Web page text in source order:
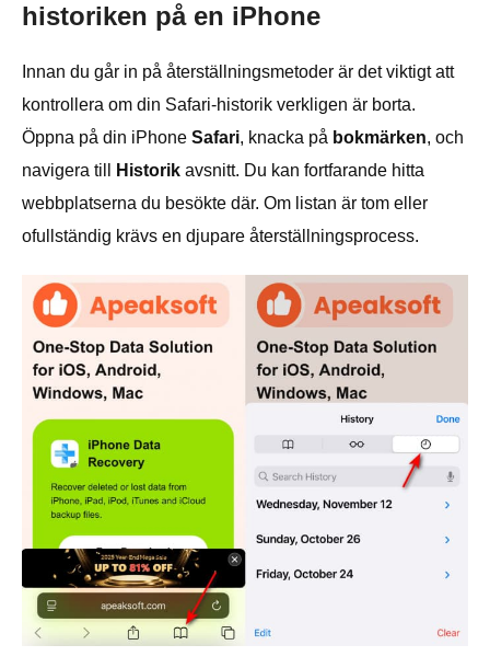
historiken på en iPhone
Innan du går in på återställningsmetoder är det viktigt att
kontrollera om din Safari-historik verkligen är borta.
Öppna på din iPhone Safari, knacka på bokmärken, och
navigera till
Historik avsnitt. Du kan fortfarande hitta
webbplatserna du besökte där. Om listan är tom eller
ofullständig krävs en djupare återställningsprocess.